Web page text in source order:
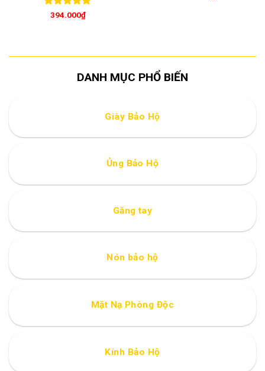
Được xếp
394.000₫
DANH MỤC PHỔ BIẾN
Giày Bảo Hộ
Ủng Bảo Hộ
Găng tay
Nón bảo hộ
Mặt Nạ Phòng Độc
Kính Bảo Hộ